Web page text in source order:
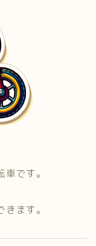
です。
ます。